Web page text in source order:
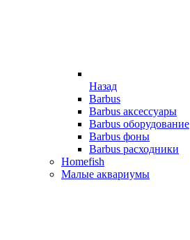
Назад
Barbus
Barbus аксессуары
Barbus оборудование
Barbus фоны
Barbus расходники
Homefish
Малые аквариумы